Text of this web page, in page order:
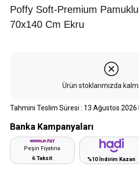
Poffy Soft-Premium
70x140 Cm Ekru
Ürün stoklarımızda
Tahmini Teslim Süresi : 13 Ağustos 2026
Banka Kampanyaları
Peşin Fiyatına
6 Taksit
%10 İndirim Kazan